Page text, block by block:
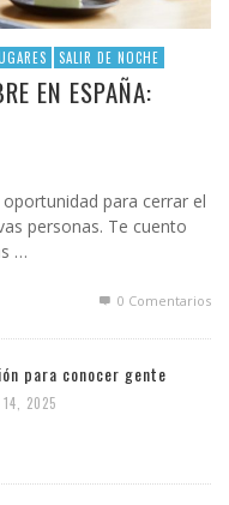
SALIR DE NOCHE
EN ESPAÑA:
para cerrar el
personas. Te cuento
…
0 Comentarios
para conocer gente
14, 2025